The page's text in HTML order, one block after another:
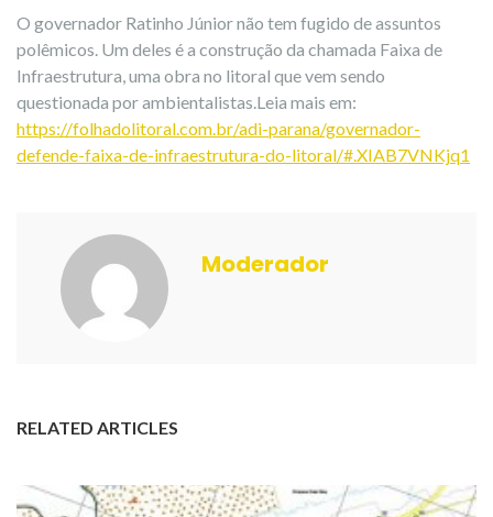
O governador Ratinho Júnior não tem fugido de assuntos
polêmicos. Um deles é a construção da chamada Faixa de
Infraestrutura, uma obra no litoral que vem sendo
questionada por ambientalistas.Leia mais em:
https://folhadolitoral.com.br/adi-parana/governador-
defende-faixa-de-infraestrutura-do-litoral/#.XIAB7VNKjq1
Moderador
RELATED ARTICLES